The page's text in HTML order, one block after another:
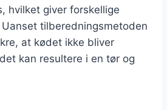
hvilket giver forskellige
tilberedningsmetoden
at kødet ikke bliver
kan resultere i en tør og